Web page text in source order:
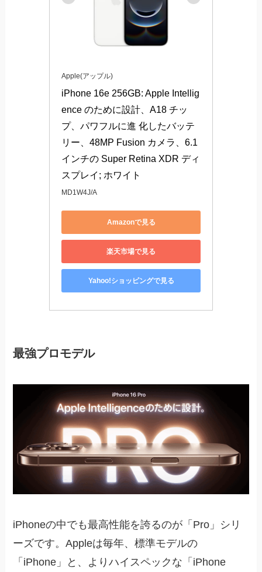
Apple(アップル)
iPhone 16e 256GB: Apple Intellig
ence のために設計、A18 チッ
プ、パワフルに進 化したバッテ
リー、48MP Fusion カメラ、6.1
インチの Super Retina XDR ディ
スプレイ; ホワイト
MD1W4J/A
Amazonで見る
楽天市場で見る
Yahoo!ショッピングで見る
最強プロモデル
iPhoneの中でも最高性能を誇るのが「Pro」シリ
ーズです。Appleは毎年、標準モデルの
「iPhone」と、よりハイスペックな「iPhone